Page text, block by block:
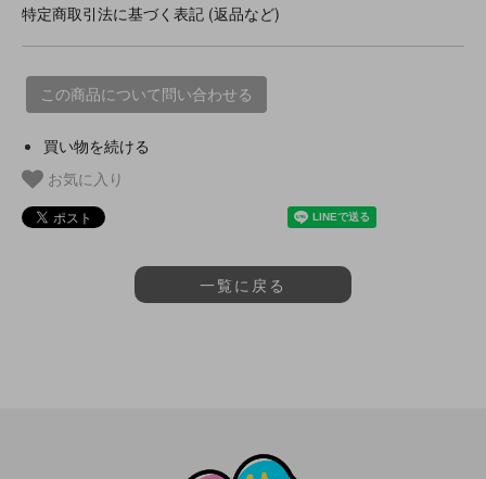
特定商取引法に基づく表記 (返品など)
この商品について問い合わせる
買い物を続ける
お気に入り
一覧に戻る